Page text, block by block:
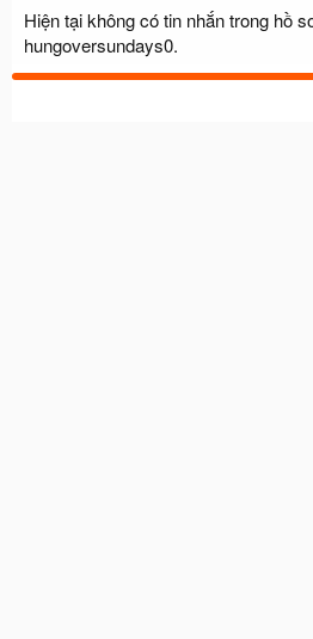
Hiện tại không có tin nhắn trong hồ
hungoversundays0.